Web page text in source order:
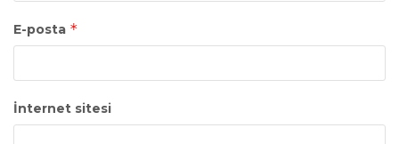
E-posta *
İnternet sitesi